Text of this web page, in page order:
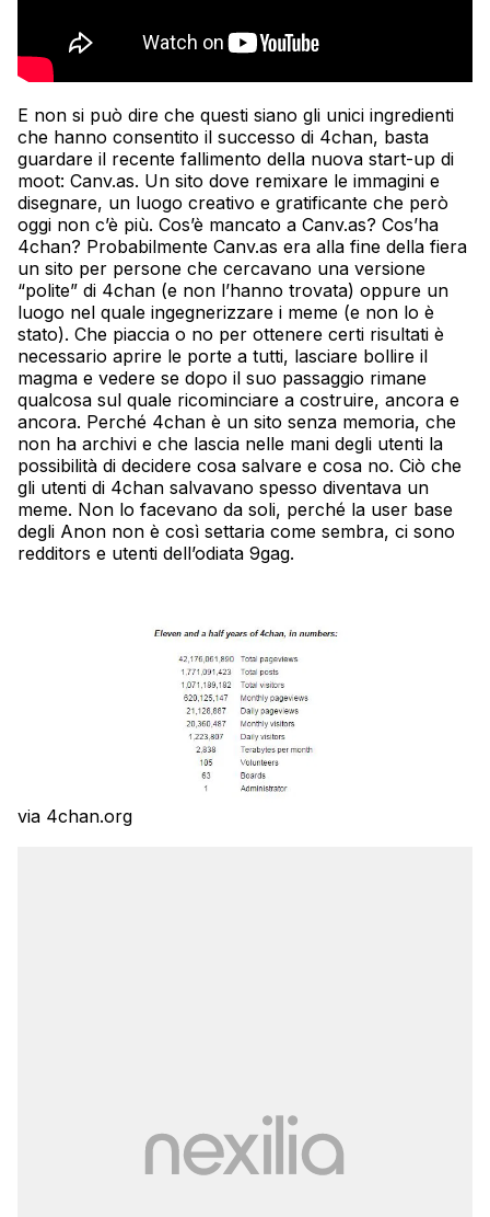
E non si può dire che questi siano gli unici ingredienti
che hanno consentito il successo di 4chan, basta
guardare il recente fallimento della nuova start-up di
moot: Canv.as. Un sito dove remixare le immagini e
disegnare, un luogo creativo e gratificante che però
oggi non c’è più. Cos’è mancato a Canv.as? Cos’ha
4chan? Probabilmente Canv.as era alla fine della fiera
un sito per persone che cercavano una versione
“polite” di 4chan (e non l’hanno trovata) oppure un
luogo nel quale ingegnerizzare i meme (e non lo è
stato). Che piaccia o no per ottenere certi risultati è
necessario aprire le porte a tutti, lasciare bollire il
magma e vedere se dopo il suo passaggio rimane
qualcosa sul quale ricominciare a costruire, ancora e
ancora. Perché 4chan è un sito senza memoria, che
non ha archivi e che lascia nelle mani degli utenti la
possibilità di decidere cosa salvare e cosa no. Ciò che
gli utenti di 4chan salvavano spesso diventava un
meme. Non lo facevano da soli, perché la user base
degli Anon non è così settaria come sembra, ci sono
redditors e utenti dell’odiata 9gag.
via 4chan.org